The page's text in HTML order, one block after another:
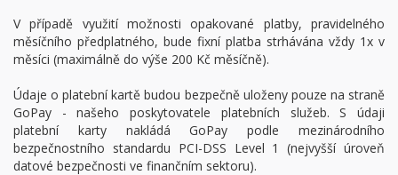
V případě využití možnosti opakované platby, pravidelného
měsíčního předplatného, bude fixní platba strhávána vždy 1x v
měsíci (maximálně do výše 200 Kč měsíčně).
Údaje o platební kartě budou bezpečně uloženy pouze na straně
GoPay - našeho poskytovatele platebních služeb. S údaji
platební karty nakládá GoPay podle mezinárodního
bezpečnostního standardu PCI-DSS Level 1 (nejvyšší úroveň
datové bezpečnosti ve finančním sektoru).